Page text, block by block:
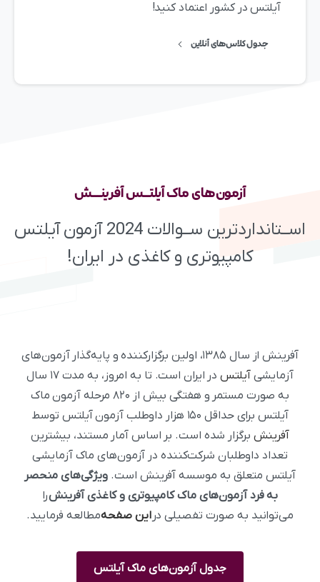
آیلتس در کشور اعتماد کنید!
جدول کلاس‌های آنلاین
آزمون‌هایماکآیلتــسآفرینـــش
اســتانداردترین ســوالات 2024 آزمون آیلتس
کامپیوتری و کاغذی در ایران!
آفرینش از سال ۱۳۸۵، اولین برگزارکننده و پایه‌گذار آزمون‌های
آزمایشیآیلتس
در ایران است. تا به امروز، به مدت ۱۷ سال
به صورت مستمر و هفتگی بیش از ۸۲۰ مرحله آزمون ماک
آیلتس برای حداقل ۱۵۰ هزار داوطلب آزمون آیلتس توسط
آفرینش برگزار شده است. بر اساس آمار مستند، بیشترین
تعداد داوطلبان شرکت‌کننده در آزمون‌های ماک آزمایشی
آیلتس متعلق به موسسه آفرینش است.ویژگی‌های منحصر
به فرد آزمون‌های ماک کامپیوتری و کاغذی آفرینشرا
می‌توانید به صورت تفصیلی دراین صفحهمطالعه فرمایید.
جدول آزمون‌های ماک آیلتس